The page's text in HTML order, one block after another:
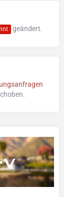
geändert.